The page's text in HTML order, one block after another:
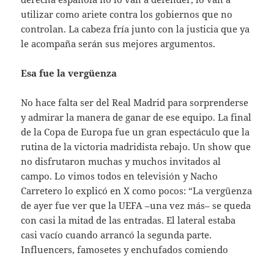
utilizar como ariete contra los gobiernos que no
controlan. La cabeza fría junto con la justicia que ya
le acompaña serán sus mejores argumentos.
Esa fue la vergüenza
No hace falta ser del Real Madrid para sorprenderse
y admirar la manera de ganar de ese equipo. La final
de la Copa de Europa fue un gran espectáculo que la
rutina de la victoria madridista rebajo. Un show que
no disfrutaron muchas y muchos invitados al
campo. Lo vimos todos en televisión y Nacho
Carretero lo explicó en X como pocos: “La vergüenza
de ayer fue ver que la UEFA –una vez más– se queda
con casi la mitad de las entradas. El lateral estaba
casi vacío cuando arrancó la segunda parte.
Influencers, famosetes y enchufados comiendo